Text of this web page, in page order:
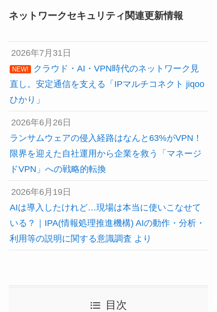
ネットワークセキュリティ関連更新情報
2026年7月31日
NEW! クラウド・AI・VPN時代のネットワーク見
直し。安定通信を支える「IPマルチコネクト jiqoo
ひかり」
2026年6月26日
ランサムウェアの侵入経路はなんと63%がVPN！
限界を迎えた自社運用から企業を救う「マネージ
ドVPN」への戦略的転換
2026年6月19日
AIは導入したけれど…現場は本当に使いこなせて
いる？｜IPA(情報処理推進機構) AIの動作・分析・
利用等の説明に関する意識調査 より
目次